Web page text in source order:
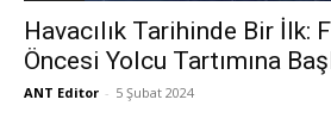
Havacılık Tarihinde Bir İlk:
Öncesi Yolcu Tartımına
ANT Editor - 5 Şubat 2024